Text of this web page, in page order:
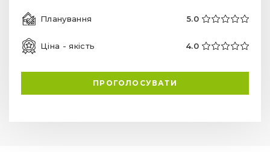
Планування 5.0
Ціна - якість 4.0
ПРОГОЛОСУВАТИ